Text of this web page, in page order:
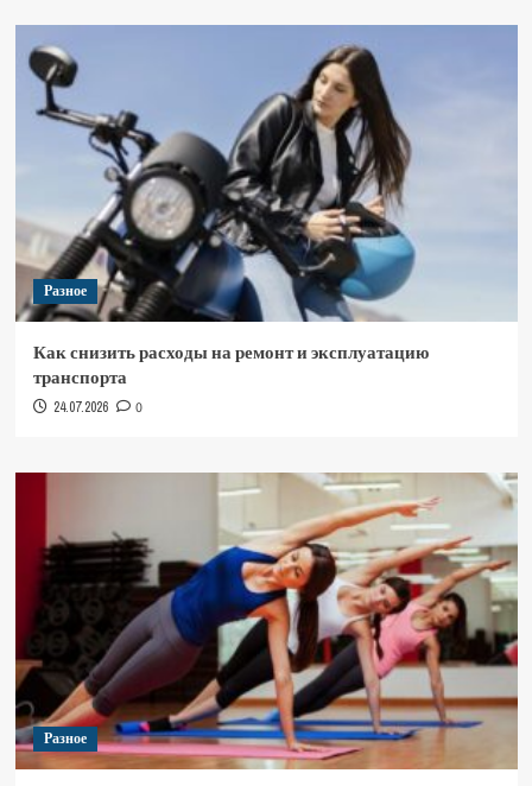
Разное
Как снизить расходы на ремонт и эксплуатацию
транспорта
24.07.2026 0
Разное